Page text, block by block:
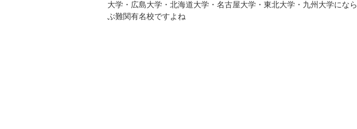
大学・広島大学・北海道大学・名古屋大学・東北大学・九州大学になら
ぶ難関有名校ですよね